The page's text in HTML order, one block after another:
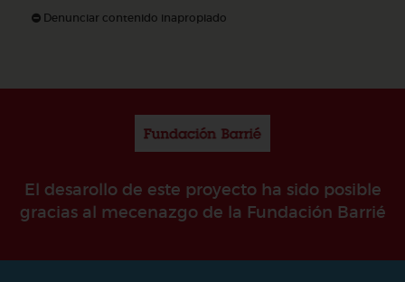
Denunciar contenido inapropiado
El desarollo de este proyecto ha sido posible
gracias al mecenazgo de la Fundación Barrié